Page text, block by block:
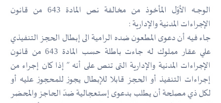
الوجـــه الأوّل المأخوذ من مخالفة نص المادة 643 من قانون
الإجراءات المدنية والإدارية :
جاء فيه أن دعوى المطعون ضده الرامية الى إبطال الحجز التنفيذي
علي عقار مملوك له جاءت باطلة حسب المادة 643 من قانون
الإجراءات المدنية والإدارية التى تنص على أنه ” إذا كان إجراء من
إجراءات التنفيذ أو الحجز قابلا للإبطال يجوز للمحجوز عليه أو
لكل ذي مصلحة أن يطلب بدعوى إستعجالية ضدّ الحاجز والمحضر